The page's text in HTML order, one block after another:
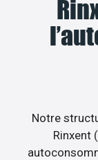
Notre
Rinxent